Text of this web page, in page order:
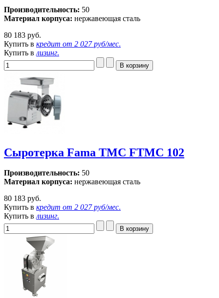
Производительность: 50
Материал корпуса: нержавеющая сталь
80 183 руб.
Купить в кредит от 2 027 руб/мес.
Купить в лизинг.
Сыротерка Fama TMC FTMC 102
Производительность: 50
Материал корпуса: нержавеющая сталь
80 183 руб.
Купить в кредит от 2 027 руб/мес.
Купить влизинг.